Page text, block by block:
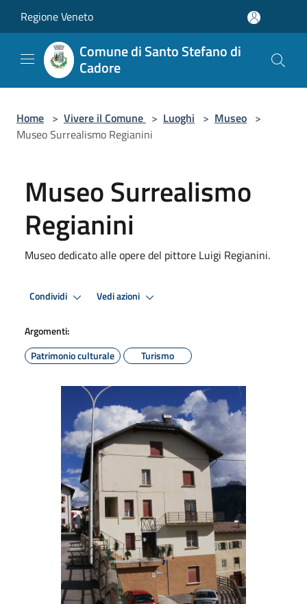
Regione Veneto
Comune di Santo Stefano di
Cadore
Home > Vivere il Comune > Luoghi > Museo >
Museo Surrealismo Regianini
Museo Surrealismo
Regianini
Museo dedicato alle opere del pittore Luigi Regianini.
Condividi Vedi azioni
Argomenti:
Patrimonio culturale
Turismo